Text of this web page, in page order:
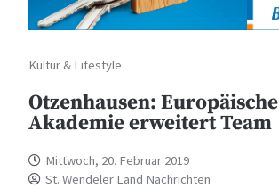
Kultur & Lifestyle
Otzenhausen: Europäische
Akademie erweitert Team
Mittwoch, 20. Februar 2019
St. Wendeler Land Nachrichten